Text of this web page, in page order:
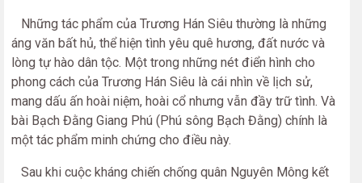
Những tác phẩm của Trương Hán Siêu thường là những
áng văn bất hủ, thể hiện tình yêu quê hương, đất nước và
lòng tự hào dân tộc. Một trong những nét điển hình cho
phong cách của Trương Hán Siêu là cái nhìn về lịch sử,
mang dấu ấn hoài niệm, hoài cổ nhưng vẫn đầy trữ tình. Và
bài Bạch Đằng Giang Phú (Phú sông Bạch Đằng) chính là
một tác phẩm minh chứng cho điều này.
Sau khi cuộc kháng chiến chống quân Nguyên Mông kết